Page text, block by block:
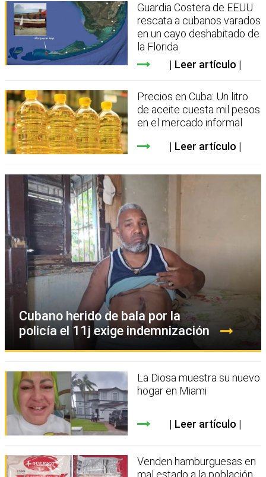
Guardia Costera de EEUU
rescata a cubanos varados
en un cayo deshabitado de
la Florida
Leer artículo
Precios en Cuba: Un litro
de aceite cuesta mil pesos
en el mercado informal
Leer artículo
Cubano herido de bala por la
policía el 11j exige indemnización
La Diosa muestra su nuevo
hogar en Miami
Leer artículo
Venden hamburguesas en
mal estado a la población